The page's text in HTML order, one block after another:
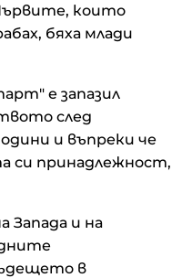
които
бяха млади
е запазил
след
и въпреки че
си принадлежност,
Запада и на
в